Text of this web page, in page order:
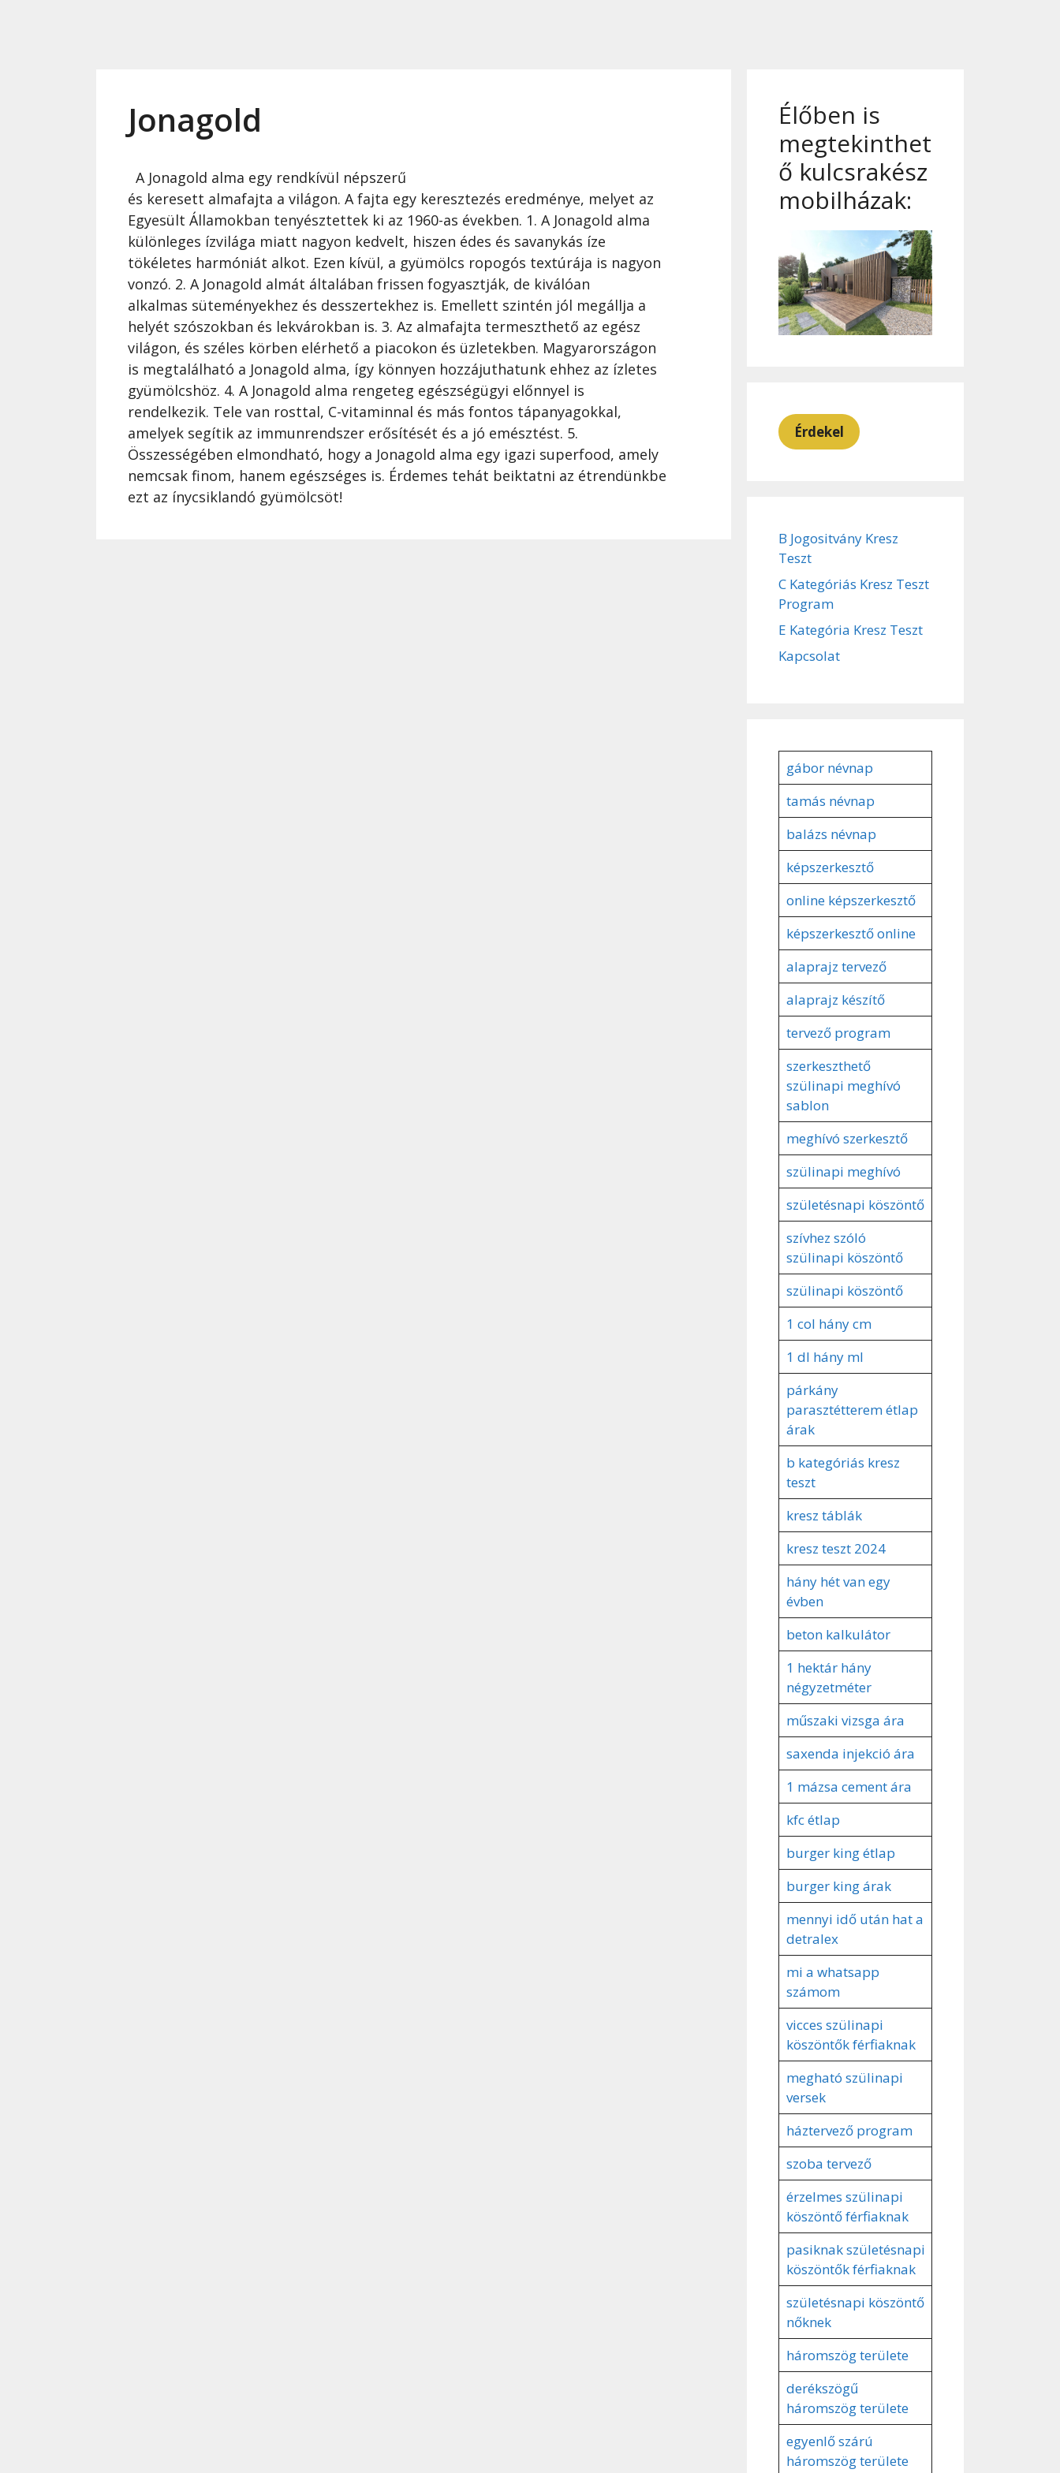
Jonagold
A Jonagold alma egy rendkívül népszerű
és keresett almafajta a világon. A fajta egy keresztezés eredménye, melyet az
Egyesült Államokban tenyésztettek ki az 1960-as években. 1. A Jonagold alma
különleges ízvilága miatt nagyon kedvelt, hiszen édes és savanykás íze
tökéletes harmóniát alkot. Ezen kívül, a gyümölcs ropogós textúrája is nagyon
vonzó. 2. A Jonagold almát általában frissen fogyasztják, de kiválóan
alkalmas süteményekhez és desszertekhez is. Emellett szintén jól megállja a
helyét szószokban és lekvárokban is. 3. Az almafajta termeszthető az egész
világon, és széles körben elérhető a piacokon és üzletekben. Magyarországon
is megtalálható a Jonagold alma, így könnyen hozzájuthatunk ehhez az ízletes
gyümölcshöz. 4. A Jonagold alma rengeteg egészségügyi előnnyel is
rendelkezik. Tele van rosttal, C-vitaminnal és más fontos tápanyagokkal,
amelyek segítik az immunrendszer erősítését és a jó emésztést. 5.
Összességében elmondható, hogy a Jonagold alma egy igazi superfood, amely
nemcsak finom, hanem egészséges is. Érdemes tehát beiktatni az étrendünkbe
ezt az ínycsiklandó gyümölcsöt!
Élőben is
megtekinthet
ő kulcsrakész
mobilházak:
Érdekel
B Jogositvány Kresz
Teszt
C Kategóriás Kresz Teszt
Program
E Kategória Kresz Teszt
Kapcsolat
gábor névnap
tamás névnap
balázs névnap
képszerkesztő
online képszerkesztő
képszerkesztő online
alaprajz tervező
alaprajz készítő
tervező program
szerkeszthető
szülinapi meghívó
sablon
meghívó szerkesztő
szülinapi meghívó
születésnapi köszöntő
szívhez szóló
szülinapi köszöntő
szülinapi köszöntő
1 col hány cm
1 dl hány ml
párkány
parasztétterem étlap
árak
b kategóriás kresz
teszt
kresz táblák
kresz teszt 2024
hány hét van egy
évben
beton kalkulátor
1 hektár hány
négyzetméter
műszaki vizsga ára
saxenda injekció ára
1 mázsa cement ára
kfc étlap
burger king étlap
burger king árak
mennyi idő után hat a
detralex
mi a whatsapp
számom
vicces szülinapi
köszöntők férfiaknak
megható szülinapi
versek
háztervező program
szoba tervező
érzelmes szülinapi
köszöntő férfiaknak
pasiknak születésnapi
köszöntők férfiaknak
születésnapi köszöntő
nőknek
háromszög területe
derékszögű
háromszög területe
egyenlő szárú
háromszög területe